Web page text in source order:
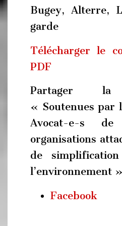
Bugey, Alterre,
garde
Télécharger le
PDF
Partager la
« Soutenues par
Avocat-e-s
organisations
de
l’environnement »
Facebook